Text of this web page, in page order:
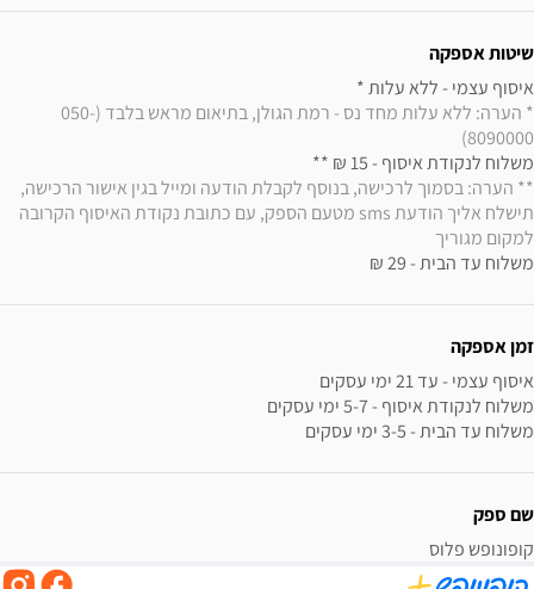
שיטות אספקה
איסוף עצמי - ללא עלות *
* הערה: ללא עלות מחד נס - רמת הגולן, בתיאום מראש בלבד (050-
8090000)
משלוח לנקודת איסוף - 15 ₪ **
למקום מגוריך
משלוח עד הבית - 29 ₪
זמן אספקה
משלוח עד הבית - 3-5 ימי עסקים
שם ספק
קופונופש פלוס